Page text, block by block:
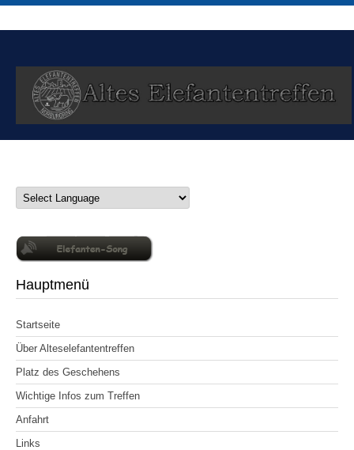
Hauptmenü
Startseite
Über Alteselefantentreffen
Platz des Geschehens
Wichtige Infos zum Treffen
Anfahrt
Links